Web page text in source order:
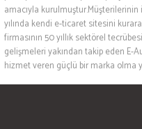
amacıyla
yılında kendi e-ticaret sitesini
firmasının 50 yıllık sektörel
gelişmeleri yakından takip eden E-
hizmet veren güçlü bir marka olma